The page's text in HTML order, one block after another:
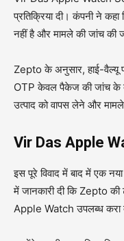
प्रतिक्रिया दी। कंपनी ने
नहीं है और मामले की जांच की
Zepto के अनुसार, हाई-वैल्यू
OTP केवल पैकेज की जांच के
उत्पाद को वापस लेने और
Vir Das Apple
इस पूरे विवाद में बाद में एक
में जानकारी दी कि Zepto
Apple Watch उपलब्ध करा